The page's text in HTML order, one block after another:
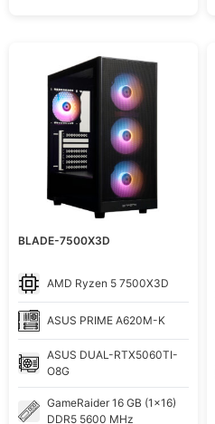
BLADE-7500X3D
AMD Ryzen 5 7500X3D
ASUS PRIME A620M-K
ASUS DUAL-RTX5060TI-
O8G
GameRaider 16 GB (1x16)
DDR5 5600 MHz